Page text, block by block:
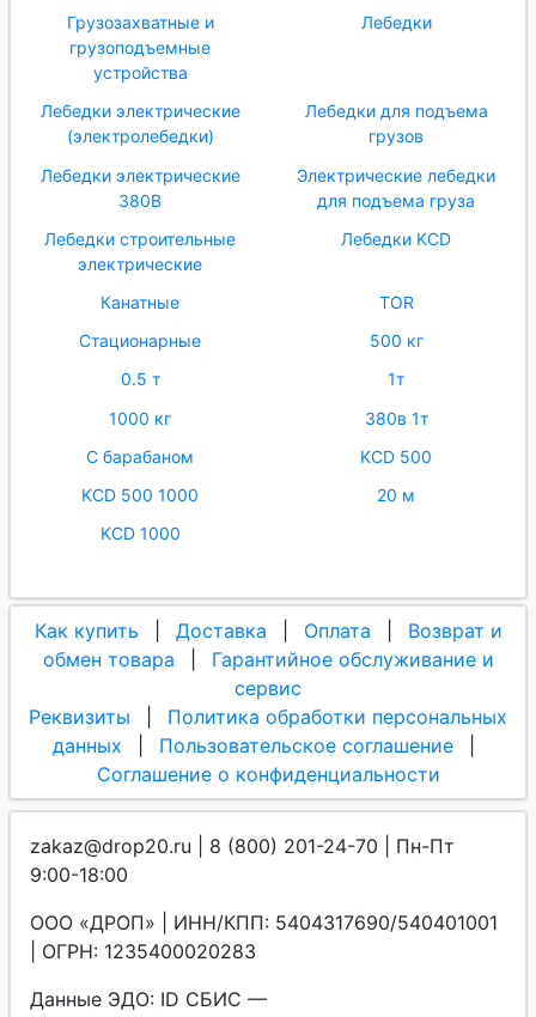
Грузозахватные и
грузоподъемные
устройства
Лебедки
Лебедки электрические
(электролебедки)
Лебедки для подъема
грузов
Лебедки электрические
380В
Электрические лебедки
для подъема груза
Лебедки строительные
электрические
Лебедки KCD
Канатные
TOR
Стационарные
500 кг
0.5 т
1т
1000 кг
380в 1т
С барабаном
KCD 500
KCD 500 1000
20 м
KCD 1000
Как купить Доставка Оплата
Возврат и
обмен товара
Гарантийное обслуживание и
сервис
Реквизиты
Политика обработки персональных
данных
Пользовательское соглашение
Соглашение о конфиденциальности
zakaz@drop20.ru | 8 (800) 201-24-70 | Пн-Пт
9:00-18:00
ООО «ДРОП» | ИНН/КПП: 5404317690/540401001
| ОГРН: 1235400020283
Данные ЭДО: ID СБИС —